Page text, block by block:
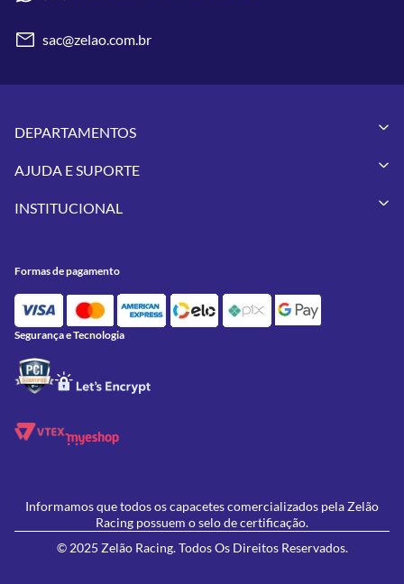
sac@zelao.com.br
DEPARTAMENTOS
Vestuários
Pneus
Utilidades
Feminino
Lançamentos
AJUDA E SUPORTE
Meus Pedidos
Política de Privacidade
Política de Campanhas e promoções
INSTITUCIONAL
Contato
Oficina/Serviços
Formas de pagamento
Segurança e Tecnologia
Informamos que todos os capacetes comercializados pela Zelão
Racing possuem o selo de certificação.
© 2025 Zelão Racing. Todos Os Direitos Reservados.